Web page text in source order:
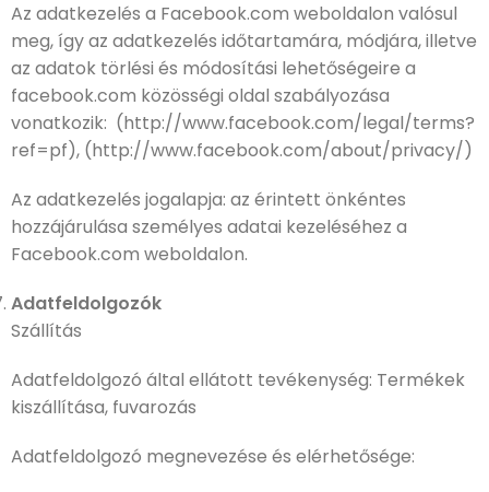
Az adatkezelés a Facebook.com weboldalon valósul
meg, így az adatkezelés időtartamára, módjára, illetve
az adatok törlési és módosítási lehetőségeire a
facebook.com közösségi oldal szabályozása
vonatkozik: (http://www.facebook.com/legal/terms?
ref=pf), (http://www.facebook.com/about/privacy/)
Az adatkezelés jogalapja: az érintett önkéntes
hozzájárulása személyes adatai kezeléséhez a
Facebook.com weboldalon.
Adatfeldolgozók
Szállítás
Adatfeldolgozó által ellátott tevékenység: Termékek
kiszállítása, fuvarozás
Adatfeldolgozó megnevezése és elérhetősége: